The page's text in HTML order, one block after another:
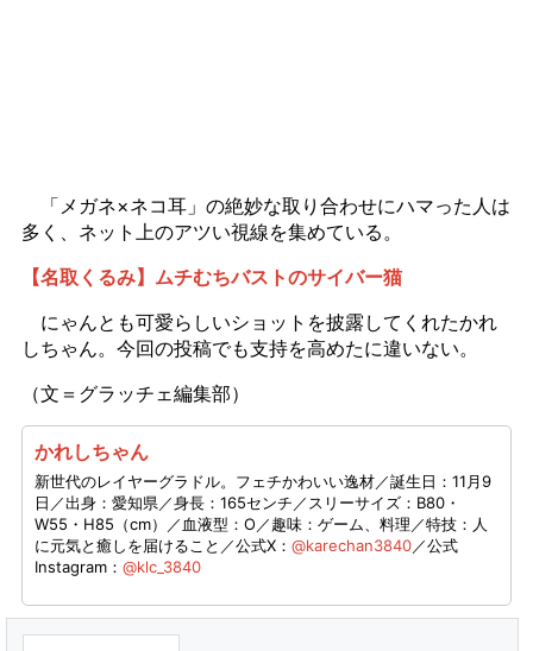
「メガネ×ネコ耳」の絶妙な取り合わせにハマった人は
多く、ネット上のアツい視線を集めている。
【名取くるみ】ムチむちバストのサイバー猫
にゃんとも可愛らしいショットを披露してくれたかれ
しちゃん。今回の投稿でも支持を高めたに違いない。
（文＝グラッチェ編集部）
かれしちゃん
新世代のレイヤーグラドル。フェチかわいい逸材／誕生日：11月9
日／出身：愛知県／身長：165センチ／スリーサイズ：B80・
W55・H85（cm）／血液型：O／趣味：ゲーム、料理／特技：人
に元気と癒しを届けること／公式X： @karechan3840／公式
Instagram： @klc_3840